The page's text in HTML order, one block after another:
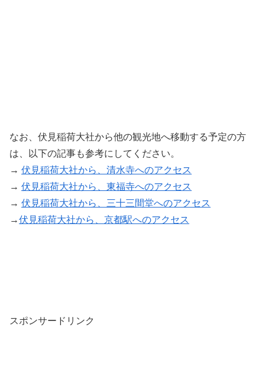
なお、伏見稲荷大社から他の観光地へ移動する予定の方
は、以下の記事も参考にしてください。
→ 伏見稲荷大社から、清水寺へのアクセス
→ 伏見稲荷大社から、東福寺へのアクセス
→ 伏見稲荷大社から、三十三間堂へのアクセス
→伏見稲荷大社から、京都駅へのアクセス
スポンサードリンク